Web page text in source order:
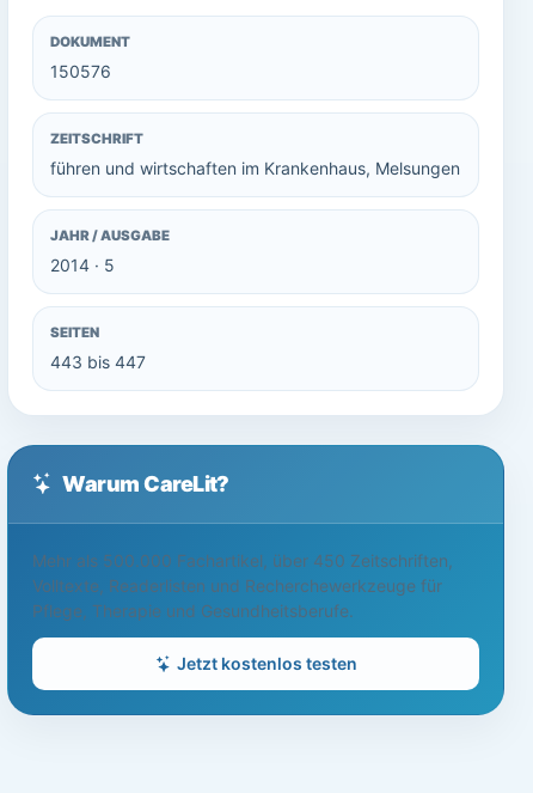
DOKUMENT
150576
ZEITSCHRIFT
führen und wirtschaften im Krankenhaus, Melsungen
JAHR / AUSGABE
2014 · 5
SEITEN
443 bis 447
Warum CareLit?
Mehr als 500.000 Fachartikel, über 450 Zeitschriften,
Volltexte, Readerlisten und Recherchewerkzeuge für
Pflege, Therapie und Gesundheitsberufe.
Jetzt kostenlos testen